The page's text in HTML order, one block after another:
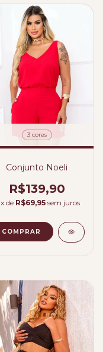
3 cores
Conjunto Noeli
R$139,90
x de R$69,95 sem juros
COMPRAR